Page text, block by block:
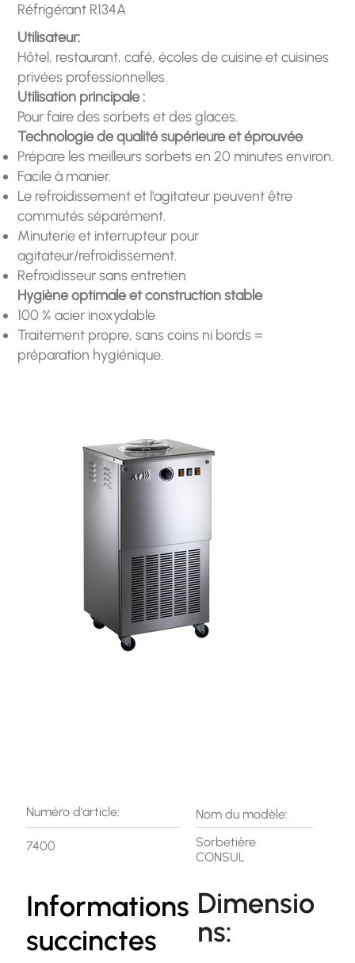
Réfrigérant R134A
Utilisateur:
Hôtel, restaurant, café, écoles de cuisine et cuisines
privées professionnelles.
Utilisation principale :
Pour faire des sorbets et des glaces.
Technologie de qualité supérieure et éprouvée
Prépare les meilleurs sorbets en 20 minutes environ.
Facile à manier.
Le refroidissement et l'agitateur peuvent être
commutés séparément.
Minuterie et interrupteur pour
agitateur/refroidissement.
Refroidisseur sans entretien
Hygiène optimale et construction stable
100 % acier inoxydable
Traitement propre, sans coins ni bords =
préparation hygiénique.
Numéro d'article:
7400
Informations
succinctes
Nom du modèle:
Sorbetière
CONSUL
Dimensio
ns: